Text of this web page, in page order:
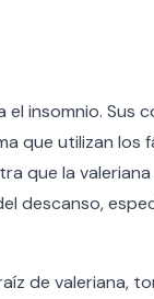
el insomnio.
que utilizan los
que la
descanso,
de valeriana,